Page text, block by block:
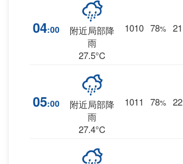
04:00
附近局部降
雨
27.5°C
1010 78% 21
05:00
附近局部降
雨
27.4°C
1011 78% 22